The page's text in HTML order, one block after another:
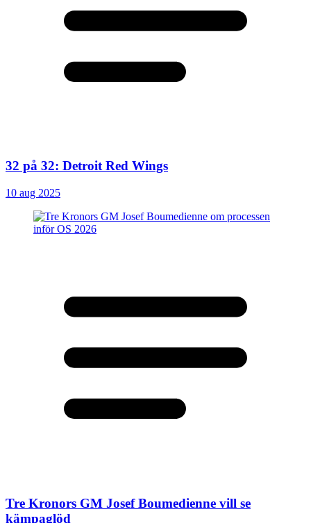
32 på 32: Detroit Red Wings
10 aug 2025
Tre Kronors GM Josef Boumedienne vill se
kämpaglöd